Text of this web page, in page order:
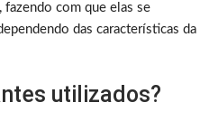
com que elas se
das características da
utilizados?